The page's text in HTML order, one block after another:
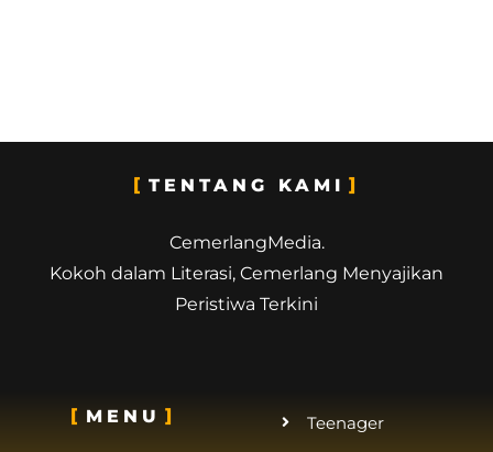
TENTANG KAMI
CemerlangMedia.
Kokoh dalam Literasi, Cemerlang Menyajikan
Peristiwa Terkini
MENU
Teenager